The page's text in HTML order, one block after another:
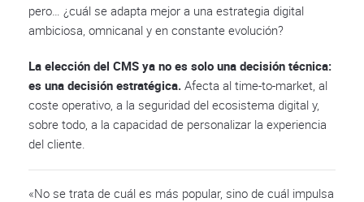
pero… ¿cuál se adapta mejor a una estrategia digital
ambiciosa, omnicanal y en constante evolución?
La elección del CMS ya no es solo una decisión técnica:
es una decisión estratégica. Afecta al time-to-market, al
coste operativo, a la seguridad del ecosistema digital y,
sobre todo, a la capacidad de personalizar la experiencia
del cliente.
«No se trata de cuál es más popular, sino de cuál impulsa